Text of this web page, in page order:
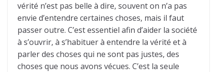
vérité n’est pas belle à dire, souvent on n’a pas
envie d’entendre certaines choses, mais il faut
passer outre. C’est essentiel afin d’aider la société
à s’ouvrir, à s’habituer à entendre la vérité et à
parler des choses qui ne sont pas justes, des
choses que nous avons vécues. C’est la seule